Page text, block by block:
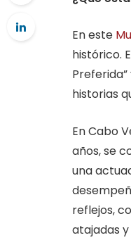
En este
histórico.
historias
En Cabo
años, se
una
reflejos,
atajadas